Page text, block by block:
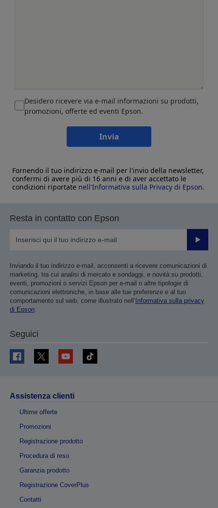
Desidero ricevere via e-mail informazioni su prodotti,
promozioni, offerte ed eventi Epson.
Invia
Fornendo il tuo indirizzo e-mail per l'invio della newsletter,
confermi di avere più di 16 anni e di aver accettato le
condizioni riportate nell'Informativa sulla Privacy di Epson.
Resta in contatto con Epson
Invia
Inviando il tuo indirizzo e-mail, acconsenti a ricevere comunicazioni di
marketing, tra cui analisi di mercato e sondaggi, e novità su prodotti,
eventi, promozioni o servizi Epson per e-mail o altre tipologie di
comunicazioni elettroniche, in base alle tue preferenze e al tuo
comportamento sul web, come illustrato nell’ Informativa sulla privacy
di Epson.
Seguici
Assistenza clienti
Ultime offerte
Promozioni
Registrazione prodotto
Procedura di reso
Garanzia prodotto
Registrazione CoverPlus
Contatti